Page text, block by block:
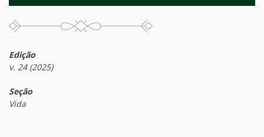
Edição
v. 24 (2025)
Seção
Vida